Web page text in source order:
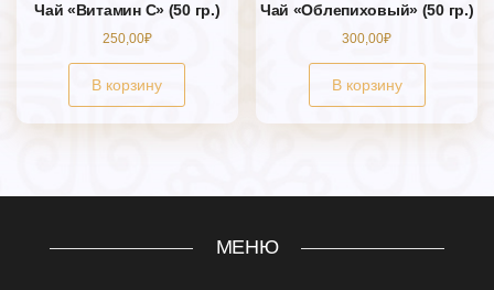
Чай «Витамин С» (50 гр.)
250,00₽
В корзину
Чай «Облепиховый» (50 гр.)
300,00₽
В корзину
МЕНЮ